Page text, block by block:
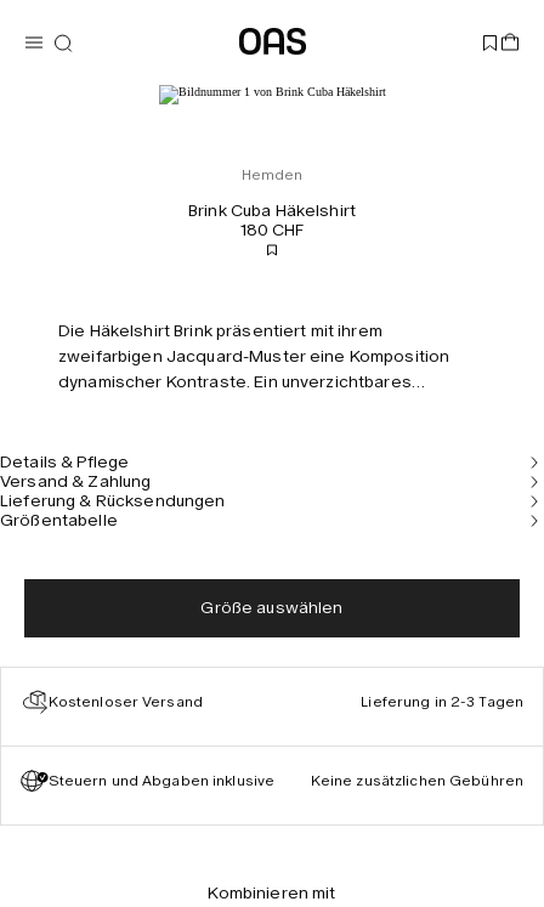
Hemden
Brink Cuba Häkelshirt
180 CHF
Die Häkelshirt Brink präsentiert mit ihrem
zweifarbigen Jacquard-Muster eine Komposition
dynamischer Kontraste. Ein unverzichtbares
Knöpfen an der Vorderseite. Das Model ist 187
cm/6’1’’ groß und trägt Größe M.
Details & Pflege
Versand & Zahlung
Lieferung & Rücksendungen
Größentabelle
Größe auswählen
Kostenloser Versand Lieferung in 2-3 Tagen
Steuern und Abgaben inklusive Keine zusätzlichen Gebühren
Kombinieren mit